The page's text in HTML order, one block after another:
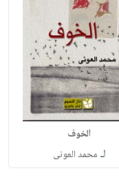
الخوف
لـ محمد العونى